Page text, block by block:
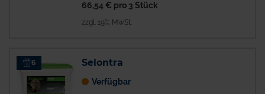
66,54 € pro 3 Stück
zzgl. 19% MwSt.
6 Selontra
Verfügbar